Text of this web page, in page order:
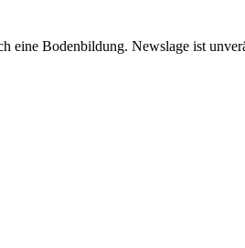
eine Bodenbildung. Newslage ist